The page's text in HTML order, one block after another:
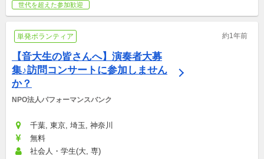
世代を超えた参加歓迎
単発ボランティア 約1年前
【音大生の皆さんへ】演奏者大募
集♪訪問コンサートに参加しません
か？
NPO法人パフォーマンスバンク
千葉, 東京, 埼玉, 神奈川
無料
社会人・学生(大, 専)